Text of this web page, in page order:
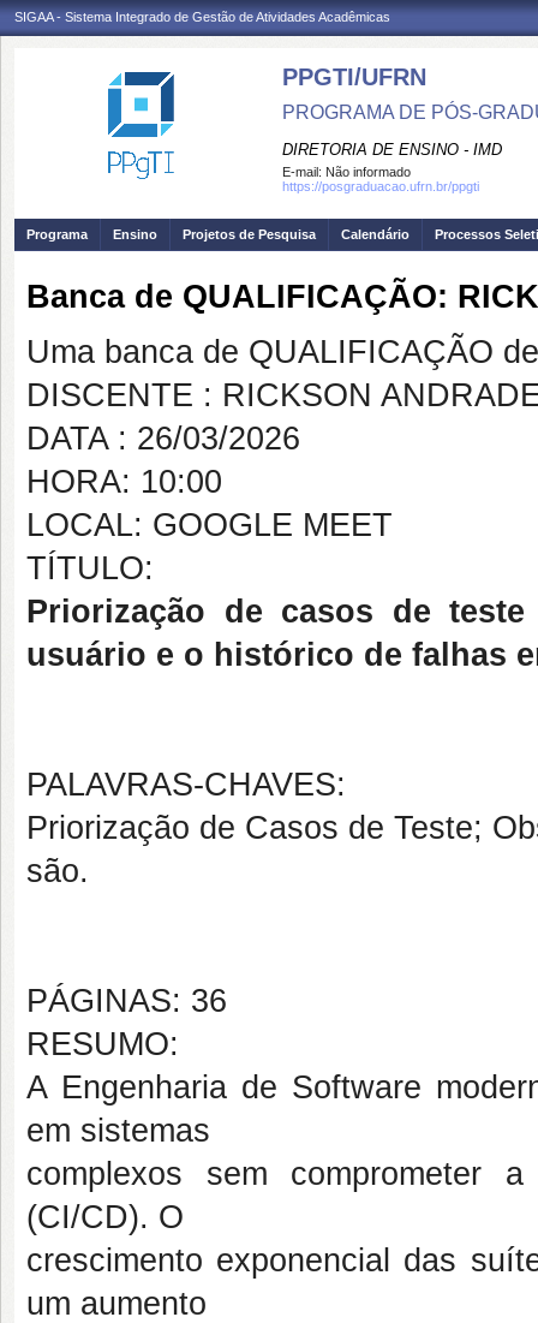
SIGAA - Sistema Integrado de Gestão de Atividades Acadêmicas
PPGTI/UFRN
PROGRAMA DE PÓS-
DIRETORIA DE ENSINO - IMD
E-mail: Não informado
https://posgraduacao.ufrn.br/ppgti
Programa Ensino Projetos de Pesquisa Calendário Processos
Banca de QUALIFICAÇÃO:
Uma banca de QUALIFICAÇÃO
DISCENTE : RICKSON
DATA : 26/03/2026
HORA: 10:00
LOCAL: GOOGLE MEET
TÍTULO:
Priorização de casos de
usuário e o histórico de falhas
PALAVRAS-CHAVES:
Priorização de Casos de Teste;
são.
PÁGINAS: 36
RESUMO:
A Engenharia de Software
em sistemas
complexos sem comprometer
(CI/CD). O
crescimento exponencial das
um aumento